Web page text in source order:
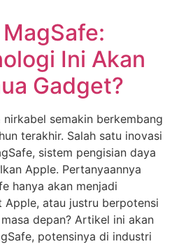
Ini Akan
Gadget?
semakin berkembang
terakhir. Salah satu inovasi
sistem pengisian daya
Apple. Pertanyaannya
hanya akan menjadi
atau justru berpotensi
depan? Artikel ini akan
potensinya di industri